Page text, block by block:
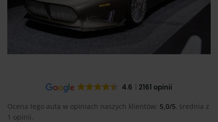
4.6 2161 opinii
Ocena tego auta w opiniach naszych klientów: 5,0/5, średnia z
1 opinii.